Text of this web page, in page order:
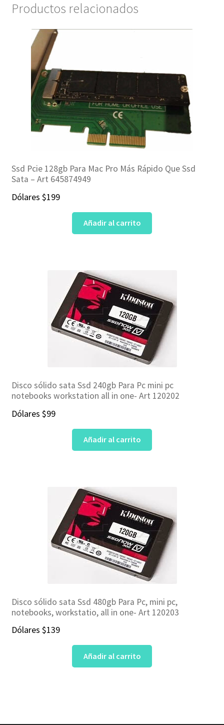
Productos relacionados
Ssd Pcie 128gb Para Mac Pro Más Rápido Que Ssd
Sata – Art 645874949
Dólares $199
Añadir al carrito
Disco sólido sata Ssd 240gb Para Pc mini pc
notebooks workstation all in one- Art 120202
Dólares $99
Añadir al carrito
Disco sólido sata Ssd 480gb Para Pc, mini pc,
notebooks, workstatio, all in one- Art 120203
Dólares $139
Añadir al carrito